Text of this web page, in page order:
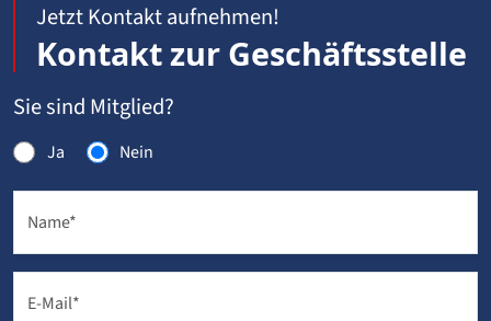
Jetzt Kontakt aufnehmen!
Kontakt zur Geschäftsstelle
Sie sind Mitglied?
Ja Nein
Name*
E-Mail*